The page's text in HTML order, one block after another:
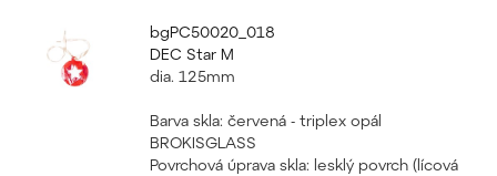
bgPC50020_018
DEC Star M
dia. 125mm
Barva skla: červená - triplex opál
BROKISGLASS
Povrchová úprava skla: lesklý povrch (lícová